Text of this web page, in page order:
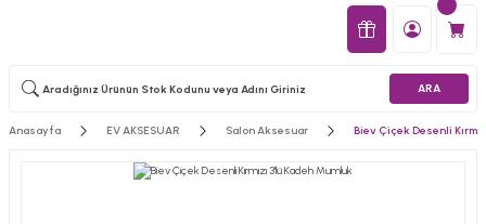
ARA
Anasayfa EV AKSESUAR Salon Aksesuar Biev Çiçek Desenli